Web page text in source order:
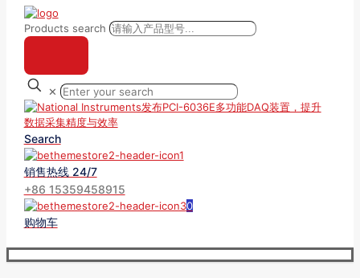
Products search
✕
Search
销售热线 24/7
+86 15359458915
0
购物车